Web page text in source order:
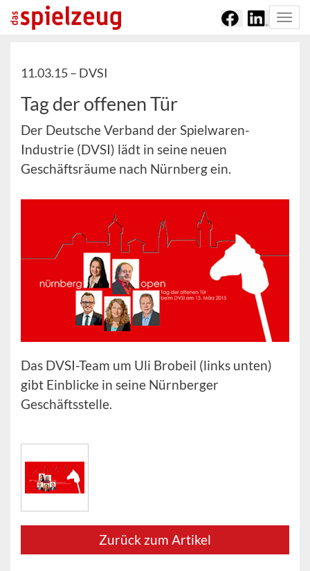
11.03.15 – DVSI
Tag der offenen Tür
Der Deutsche Verband der Spielwaren-
Industrie (DVSI) lädt in seine neuen
Geschäftsräume nach Nürnberg ein.
Das DVSI-Team um Uli Brobeil (links unten)
gibt Einblicke in seine Nürnberger
Geschäftsstelle.
Zurück zum Artikel